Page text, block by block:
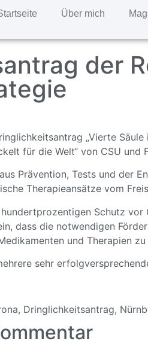
Über mich
der
„Vierte
für die Welt“ von CSU und
Prävention, Tests und der
Therapieansätze vom
Schutz
dass die notwendigen
und Therapien zu
sehr
, Dringlichkeitsantrag,